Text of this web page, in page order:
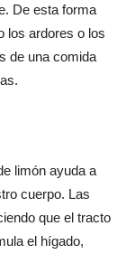
De esta forma
los ardores o los
de una comida
limón ayuda a
cuerpo. Las
que el tracto
el hígado,